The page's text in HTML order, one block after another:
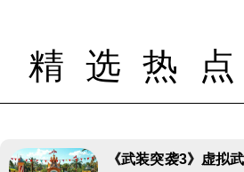
精选热
《武装突袭3》虚拟